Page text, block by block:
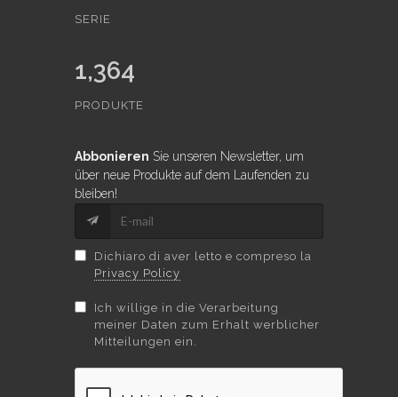
SERIE
1,364
PRODUKTE
Abbonieren Sie unseren Newsletter, um
über neue Produkte auf dem Laufenden zu
bleiben!
Dichiaro di aver letto e compreso la
Privacy Policy
Ich willige in die Verarbeitung
meiner Daten zum Erhalt werblicher
Mitteilungen ein.